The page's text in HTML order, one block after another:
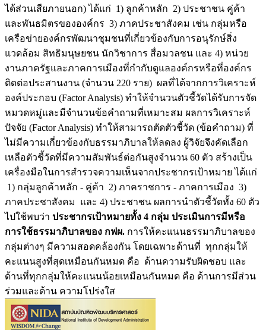
ได้ส่วนเสียภายนอก) ได้แก่ 1) ลูกค้าหลัก 2) ประชาชน คู่ค้า
และพันธมิตรขององค์กร 3) ภาคประชาสังคม เช่น กลุ่มหรือ
เครือข่ายองค์กรพัฒนาชุมชนที่เกี่ยวข้องกับการอนุรักษ์สิ่ง
แวดล้อม สิทธิมนุษยชน นักวิชาการ สื่อมวลชน และ 4) หน่วย
งานภาครัฐและภาคการเมืองที่กำกับดูแลองค์กรหรือที่องค์กร
ติดต่อประสานงาน (จำนวน 220 ราย) ผลที่ได้จากการวิเคราะห์
องค์ประกอบ (Factor Analysis) ทำให้จำนวนตัวชี้วัดได้รับการจัด
หมวดหมู่และมีจำนวนข้อคำถามที่เหมาะสม ผลการวิเคราะห์
ปัจจัย (Factor Analysis) ทำให้สามารถตัดตัวชี้วัด (ข้อคำถาม) ที่
ไม่มีความเกี่ยวข้องกับธรรมาภิบาลให้ลดลง ผู้วิจัยจึงคัดเลือก
เหลือตัวชี้วัดที่มีความสัมพันธ์ต่อกันสูงจำนวน 60 ตัว สร้างเป็น
เครื่องมือในการสำรวจความเห็นจากประชากรเป้าหมาย ได้แก่
1) กลุ่มลูกค้าหลัก - คู่ค้า 2) ภาคราชการ - ภาคการเมือง 3)
ภาคประชาสังคม และ 4) ประชาชน ผลการนำตัวชี้วัดทั้ง 60 ตัว
ไปใช้พบว่า ประชากรเป้าหมายทั้ง 4 กลุ่ม ประเมินการมีหรือ
การใช้ธรรมาภิบาลของ กฟผ. การให้คะแนนธรรมาภิบาลของ
กลุ่มต่างๆ มีความสอดคล้องกัน โดยเฉพาะด้านที่ ทุกกลุ่มให้
คะแนนสูงที่สุดเหมือนกันหมด คือ ด้านความรับผิดชอบ และ
ด้านที่ทุกกลุ่มให้คะแนนน้อยเหมือนกันหมด คือ ด้านการมีส่วน
ร่วมและด้าน ความโปร่งใส